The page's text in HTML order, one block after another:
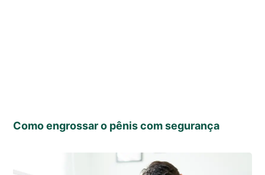
Como engrossar o pênis com segurança